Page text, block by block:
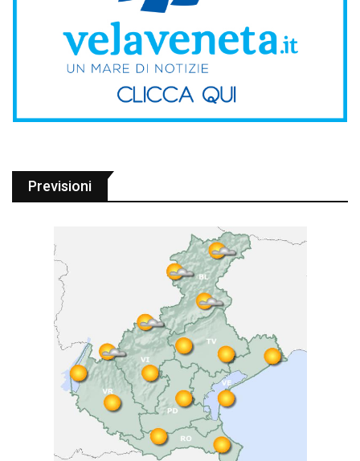
Previsioni